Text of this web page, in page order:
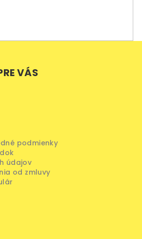
VÁS
podmienky
údajov
od zmluvy